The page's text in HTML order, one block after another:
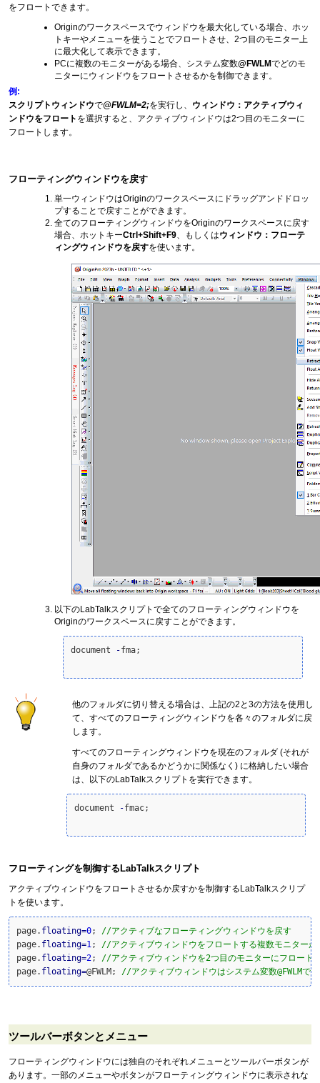
をフロートできます。
Originのワークスペースでウィンドウを最大化している場合、ホッ
トキーやメニューを使うことでフロートさせ、2つ目のモニター上
に最大化して表示できます。
PCに複数のモニターがある場合、システム変数@FWLMでどのモ
ニターにウィンドウをフロートさせるかを制御できます。
例:
スクリプトウィンドウで@FWLM=2;を実行し、 ウィンドウ：アクティブウィ
ンドウをフロート を選択すると、アクティブウィンドウは2つ目のモニターに
フロートします。
フローティングウィンドウを戻す
単一ウィンドウはOriginのワークスペースにドラッグアンドドロッ
プすることで戻すことができます。
全てのフローティングウィンドウをOriginのワークスペースに戻す
場合、ホットキーCtrl+Shift+F9、もしくはウィンドウ：フローテ
ィングウィンドウを戻すを使います。
以下のLabTalkスクリプトで全てのフローティングウィンドウを
Originのワークスペースに戻すことができます。
document -fma;
他のフォルダに切り替える場合は、上記の2と3の方法を使用し
て、すべてのフローティングウィンドウを各々のフォルダに戻
します。
すべてのフローティングウィンドウを現在のフォルダ (それが
自身のフォルダであるかどうかに関係なく) に格納したい場合
は、以下のLabTalkスクリプトを実行できます。
document -fmac;
フローティングを制御するLabTalkスクリプト
アクティブウィンドウをフロートさせるか戻すかを制御するLabTalkスクリプ
トを使います。
page. floating=0; //アクティブなフローティングウィンドウを戻す
page. floating=1; //アクティブウィンドウをフロートする複数モニター
page. floating=2; //アクティブウィンドウを2つ目のモニターにフロート
page. floating=@FWLM; //アクティブウィンドウはシステム変数@FWLMで
ツールバーボタンとメニュー
フローティングウィンドウには独自のそれぞれメニューとツールバーボタンが
あります。一部のメニューやボタンがフローティングウィンドウに表示されな